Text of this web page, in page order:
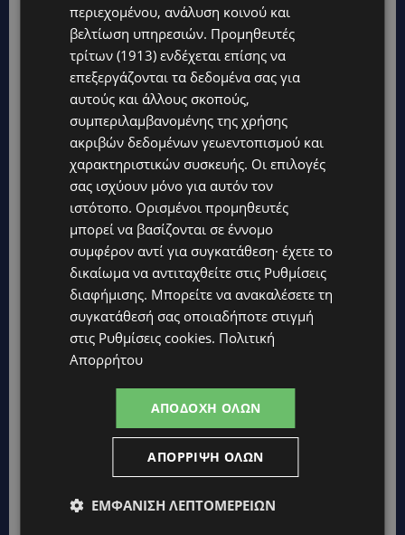
Topics
UPDATES
ΦΕΙΔΙΑΣ ΠΑΝΑΓΙΩΤΟΥ: Η εμφάνισή του στην εκδήλωση για
Ισαάκ και Σολωμού προκάλεσε αντιδράσεις – «Ασέβεια προς
τους νεκρούς»-(Φώτο)
UPDATES
ΔΗΜΟΣ ΛΑΤΣΙΩΝ – ΓΕΡΙΟΥ: Πάνω από 8.000 υπογραφές κατά
των Δομών Ανηλίκων – Ζητούν γραπτή δέσμευση από το
UPDATES
ΑΓΙΟΣ ΙΩΑΝΝΗΣ ΠΙΤΣΙΛΙΑΣ: Ξανανοίγει η πισίνα του χωριού –
Μια ανάσα δροσιάς για κατοίκους και επισκέπτες
ΕΛΕΝΑ ΠΑΠΑΔΟΠΟΥΛΟΥ: Από τη σκηνή στην Αντιπροεδρία του
ΘΟΚ – «Μεγάλη τιμή και μεγάλη ευθύνη»
VIBE NEWS
περιεχομένου, ανάλυση κοινού και
βελτίωση υπηρεσιών. Προμηθευτές
τρίτων (1913) ενδέχεται επίσης να
επεξεργάζονται τα δεδομένα σας για
αυτούς και άλλους σκοπούς,
συμπεριλαμβανομένης της χρήσης
ακριβών δεδομένων γεωεντοπισμού και
χαρακτηριστικών συσκευής. Οι επιλογές
σας ισχύουν μόνο για αυτόν τον
ιστότοπο. Ορισμένοι προμηθευτές
μπορεί να βασίζονται σε έννομο
συμφέρον αντί για συγκατάθεση· έχετε το
δικαίωμα να αντιταχθείτε στις Ρυθμίσεις
διαφήμισης. Μπορείτε να ανακαλέσετε τη
συγκατάθεσή σας οποιαδήποτε στιγμή
στις Ρυθμίσεις cookies. Πολιτική
Απορρήτου
ΑΠΟΔΟΧΉ ΌΛΩΝ
ΑΠΌΡΡΙΨΗ ΌΛΩΝ
ΕΜΦΆΝΙΣΗ ΛΕΠΤΟΜΕΡΕΙΏΝ